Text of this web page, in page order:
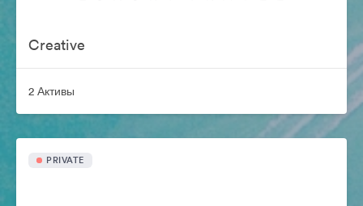
Creative
2 Активы
PRIVATE